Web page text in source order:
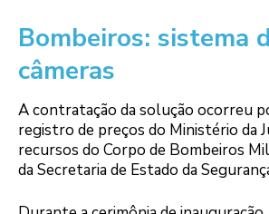
Bombeiros: sistema
câmeras
A contratação da solução ocorreu
registro de preços do Ministério da
recursos do Corpo de Bombeiros
da Secretaria de Estado da